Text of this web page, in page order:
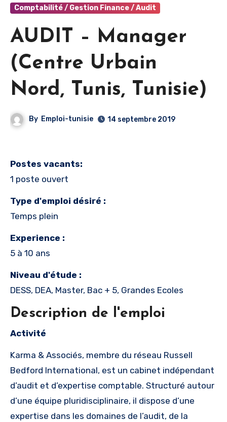
Comptabilité / Gestion Finance / Audit
AUDIT – Manager
(Centre Urbain
Nord, Tunis, Tunisie)
By Emploi-tunisie 14 septembre 2019
Postes vacants:
1 poste ouvert
Type d'emploi désiré :
Temps plein
Experience :
5 à 10 ans
Niveau d'étude :
DESS, DEA, Master, Bac + 5, Grandes Ecoles
Description de l'emploi
Activité
Karma & Associés, membre du réseau Russell
Bedford International, est un cabinet indépendant
d’audit et d’expertise comptable. Structuré autour
d’une équipe pluridisciplinaire, il dispose d’une
expertise dans les domaines de l’audit, de la